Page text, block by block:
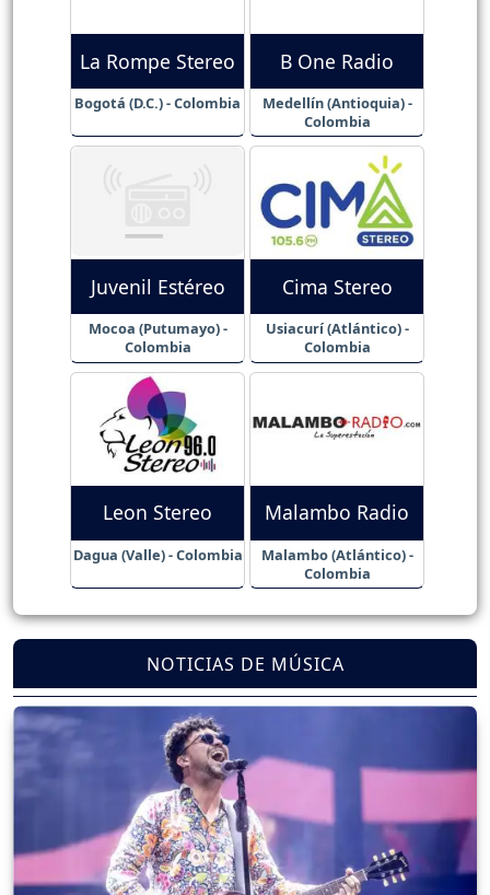
La Rompe Stereo
Bogotá (D.C.) - Colombia
B One Radio
Medellín (Antioquia) -
Colombia
Juvenil Estéreo
Mocoa (Putumayo) -
Colombia
Cima Stereo
Usiacurí (Atlántico) -
Colombia
Leon Stereo
Dagua (Valle) - Colombia
Malambo Radio
Malambo (Atlántico) -
Colombia
NOTICIAS DE MÚSICA